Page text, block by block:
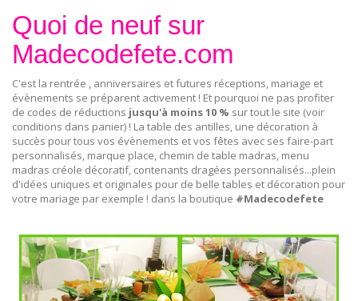
Quoi de neuf sur
Madecodefete.com
C'est la rentrée , anniversaires et futures réceptions, mariage et
évènements se préparent activement ! Et pourquoi ne pas profiter
de codes de réductions jusqu'à moins 10 % sur tout le site (voir
conditions dans panier) ! La table des antilles, une décoration à
succès pour tous vos évènements et vos fêtes avec ses faire-part
personnalisés, marque place, chemin de table madras, menu
madras créole décoratif, contenants dragées personnalisés...plein
d'idées uniques et originales pour de belle tables et décoration pour
votre mariage par exemple ! dans la boutique #Madecodefete